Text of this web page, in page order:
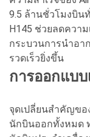
9.5 ล้านชั่วโมงบิน
H145 ช่วยลดควา
กระบวนการนำอา
รวดเร็วยิ่งขึ้น
การออกแบบ
จุดเปลี่ยนสำคัญขอ
นักบินออกทั้งหมด